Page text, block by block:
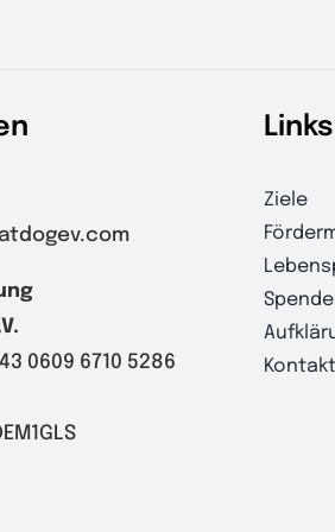
0609 6710 5286
Links
Ziele
Kontakt